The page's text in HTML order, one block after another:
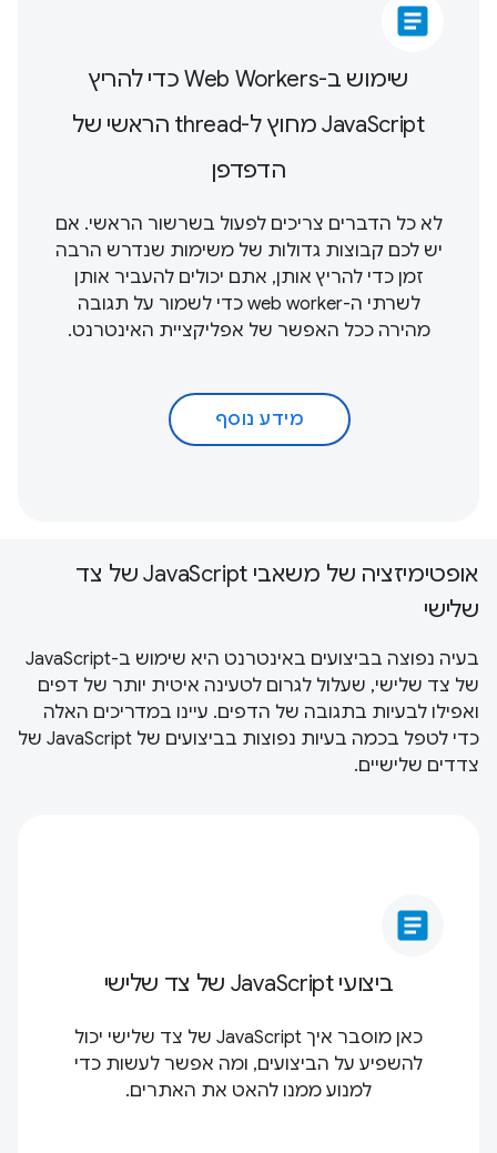
article
שימוש ב-Web Workers כדי להריץ
JavaScript מחוץ ל-thread הראשי של
הדפדפן
לא כל הדברים צריכים לפעול בשרשור הראשי. אם
יש לכם קבוצות גדולות של משימות שנדרש הרבה
זמן כדי להריץ אותן, אתם יכולים להעביר אותן
לשרתי ה-web worker כדי לשמור על תגובה
מהירה ככל האפשר של אפליקציית האינטרנט.
מידע נוסף
אופטימיזציה של משאבי JavaScript של צד
שלישי
בעיה נפוצה בביצועים באינטרנט היא שימוש ב-JavaScript
של צד שלישי, שעלול לגרום לטעינה איטית יותר של דפים
ואפילו לבעיות בתגובה של הדפים. עיינו במדריכים האלה
כדי לטפל בכמה בעיות נפוצות בביצועים של JavaScript של
צדדים שלישיים.
article
ביצועי JavaScript של צד שלישי
כאן מוסבר איך JavaScript של צד שלישי יכול
להשפיע על הביצועים, ומה אפשר לעשות כדי
למנוע ממנו להאט את האתרים.